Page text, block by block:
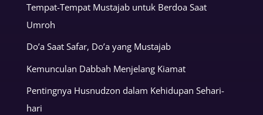
Tempat-Tempat Mustajab untuk Berdoa Saat
Umroh
Do’a Saat Safar, Do’a yang Mustajab
Kemunculan Dabbah Menjelang Kiamat
Pentingnya Husnudzon dalam Kehidupan Sehari-
hari